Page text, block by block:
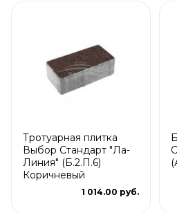
Тротуарная плитка
Выбор Стандарт "Ла-
Линия" (Б.2.П.6)
Коричневый
1 014.00 руб.